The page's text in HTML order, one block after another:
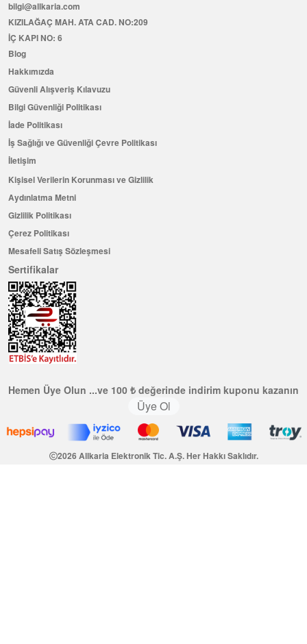
bilgi@allkaria.com
KIZILAĞAÇ MAH. ATA CAD. NO:209
İÇ KAPI NO: 6
Blog
Hakkımızda
Güvenli Alışveriş Kılavuzu
Bilgi Güvenliği Politikası
İade Politikası
İş Sağlığı ve Güvenliği Çevre Politikası
İletişim
Kişisel Verilerin Korunması ve Gizlilik
Aydınlatma Metni
Gizlilik Politikası
Çerez Politikası
Mesafeli Satış Sözleşmesi
Sertifikalar
Hemen Üye Olun ...ve 100 ₺ değerinde indirim kuponu kazanın
Üye Ol
2026 Allkaria Elektronik Tic. A.Ş. Her Hakkı Saklıdır.